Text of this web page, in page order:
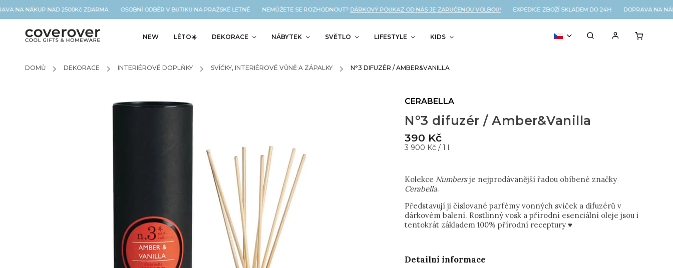
NÁKUP NAD 2500Kč ZDARMA OSOBNÍ ODBĚR V BUTIKU NA PRAŽSKÉ LETNÉ NEMŮŽETE SE ROZHODNOUT?DÁRKOVÝ POUKAZ OD NÁS JE ZARUČENOU VOLBOU! EXPEDICE ZBOŽÍ SKLADEM DO 24H DOPRAVA NA
NEW LÉTO☀️ DEKORACE NÁBYTEK SVĚTLO LIFESTYLE KIDS
DOMŮ / DEKORACE / INTERIÉROVÉ DOPLŇKY / SVÍČKY, INTERIÉROVÉ VŮNĚ A ZÁPALKY / N°3 DIFUZÉR / AMBER&VANILLA
N°3 difuzér / Amber&Vanilla
390 Kč
3 900 Kč / 1 l
Kolekce Numbersje nejprodávanější řadou obíbené značky
Cerabella.
Představují ji číslované parfémy vonných svíček a difuzérů v
dárkovém balení. Rostlinný vosk a přírodní esenciální oleje jsou i
tentokrát základem 100% přírodní receptury ♥
Detailní informace
CERABELLA